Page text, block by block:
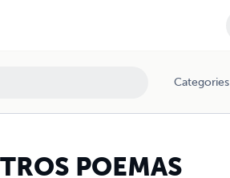
Categories
POEMAS